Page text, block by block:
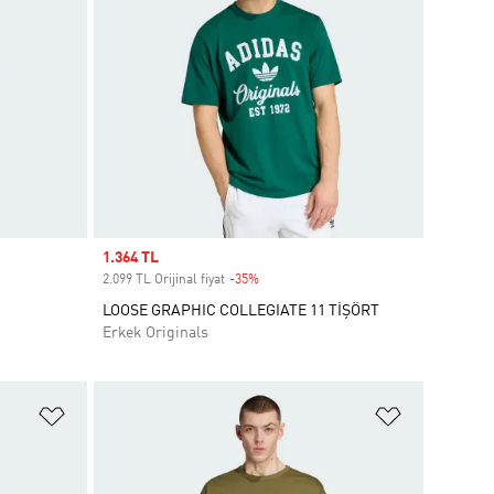
Sale price
1.364 TL
2.099 TL Orijinal fiyat -35%Discount
LOOSE GRAPHIC COLLEGIATE 11 TİŞÖRT
Erkek Originals